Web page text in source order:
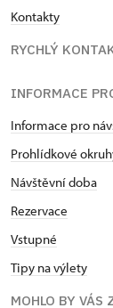
Kontakty
RYCHLÝ
INFORMACE
Informace pro
Prohlídkové
Návštěvní doba
Rezervace
Vstupné
Tipy na výlety
MOHLO BY VÁS